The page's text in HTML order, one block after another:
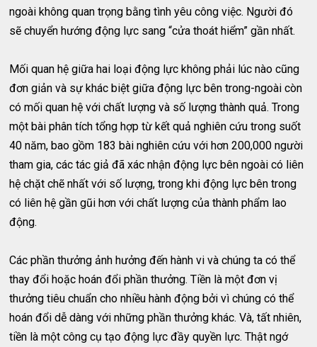
ngoài không quan trọng bằng tình yêu công việc. Người đó
sẽ chuyển hướng động lực sang “cửa thoát hiểm” gần nhất.
Mối quan hệ giữa hai loại động lực không phải lúc nào cũng
đơn giản và sự khác biệt giữa động lực bên trong-ngoài còn
có mối quan hệ với chất lượng và số lượng thành quả. Trong
một bài phân tích tổng hợp từ kết quả nghiên cứu trong suốt
40 năm, bao gồm 183 bài nghiên cứu với hơn 200,000 người
tham gia, các tác giả đã xác nhận động lực bên ngoài có liên
hệ chặt chẽ nhất với số lượng, trong khi động lực bên trong
có liên hệ gần gũi hơn với chất lượng của thành phẩm lao
động.
Các phần thưởng ảnh hưởng đến hành vi và chúng ta có thể
thay đổi hoặc hoán đổi phần thưởng. Tiền là một đơn vị
thưởng tiêu chuẩn cho nhiều hành động bởi vì chúng có thể
hoán đổi dễ dàng với những phần thưởng khác. Và, tất nhiên,
tiền là một công cụ tạo động lực đầy quyền lực. Thật ngớ